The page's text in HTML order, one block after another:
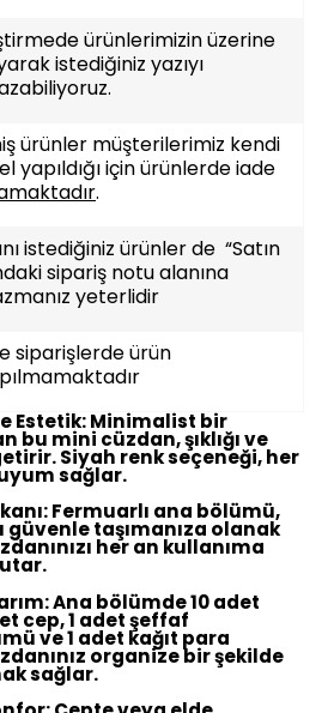
ürünlerimizin üzerine
istediğiniz yazıyı
müşterilerimiz kendi
yapıldığı için ürünlerde iade
.
istediğiniz ürünler de “Satın
sipariş notu alanına
yeterlidir
ürün
Estetik:Minimalist bir
bu mini cüzdan, şıklığı ve
Siyah renk seçeneği, her
sağlar.
Fermuarlı ana bölümü,
güvenle taşımanıza olanak
her an kullanıma
Ana bölümde 10 adet
cep, 1 adet şeffaf
ve 1 adet kağıt para
organize bir şekilde
sağlar.